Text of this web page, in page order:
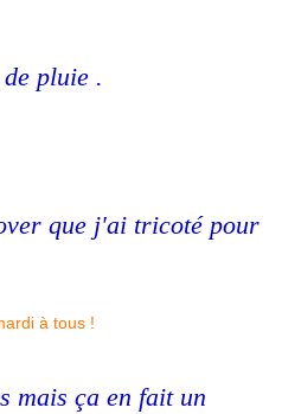
pluie .
que j'ai tricoté pour
mais ça en fait un